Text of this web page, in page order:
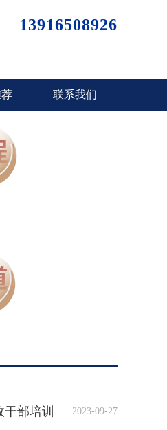
13916508926
联系我们
部培训 2023-09-27